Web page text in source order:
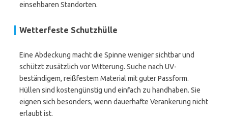
einsehbaren Standorten.
Wetterfeste Schutzhülle
Eine Abdeckung macht die Spinne weniger sichtbar und
schützt zusätzlich vor Witterung. Suche nach UV-
beständigem, reißfestem Material mit guter Passform.
Hüllen sind kostengünstig und einfach zu handhaben. Sie
eignen sich besonders, wenn dauerhafte Verankerung nicht
erlaubt ist.